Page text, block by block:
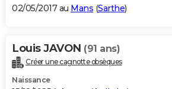
02/05/2017 au Mans (Sarthe)
Louis JAVON (91 ans)
Créer une cagnotte obsèques
Naissance